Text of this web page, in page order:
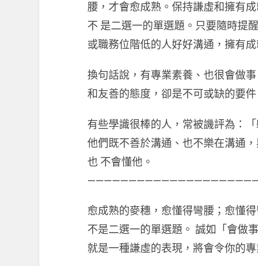
腰，才會愈成熟。保持謙虛和擁有
不 是二選一的單選題。只要隨時提
或職務位階低的人好好溝通，擁有
換句話說，有專業素養、也很會做
和友善的態度，卻是不可或缺的要件
有些學識很棒的人，常被譏評為：
他們既不善於溝通、也不樂在溝通
也 不會懂他。
愈成熟的麥穗，愈懂得彎腰；愈懂
不是二選一的單選題。 誠如「會做
就是一種謙虛的表現，將會令你的專